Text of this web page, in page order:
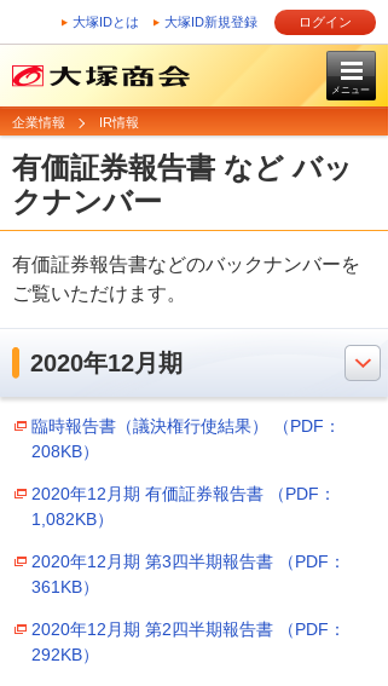
大塚IDとは 大塚ID新規登録 ログイン
メニュー
企業情報 IR情報
有価証券報告書 など バッ
クナンバー
有価証券報告書などのバックナンバーを
ご覧いただけます。
2020年12月期
臨時報告書（議決権行使結果） （PDF：
208KB）
2020年12月期 有価証券報告書 （PDF：
1,082KB）
2020年12月期 第3四半期報告書 （PDF：
361KB）
2020年12月期 第2四半期報告書 （PDF：
292KB）